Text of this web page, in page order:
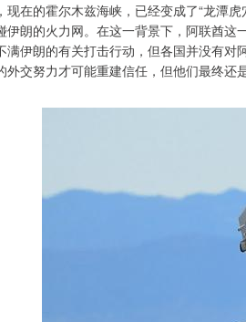
现在的霍尔木兹海峡，已经变成了“龙潭
伊朗的火力网。在这一背景下，阿联酋这
满伊朗的有关打击行动，但各国并没有
外交努力才可能重建信任，但他们最终还